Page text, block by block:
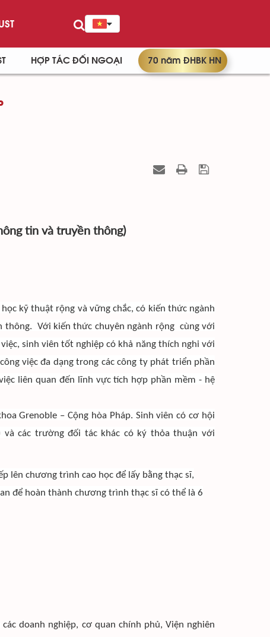
HỢP TÁC ĐỐI NGOẠI 70 năm ĐHBK HN
tin và truyền thông)
kỹ thuật rộng và vững chắc, có kiến thức ngành
thông. Với kiến thức chuyên ngành rộng cùng với
sinh viên tốt nghiệp có khả năng thích nghi với
việc đa dạng trong các công ty phát triển phần
liên quan đến lĩnh vực tích hợp phần mềm - hệ
Grenoble – Cộng hòa Pháp. Sinh viên có cơ hội
và các trường đối tác khác có ký thỏa thuận với
lên chương trình cao học để lấy bằng thạc sĩ,
để hoàn thành chương trình thạc sĩ có thể là 6
doanh nghiệp, cơ quan chính phủ, Viện nghiên